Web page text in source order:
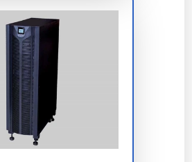
em eficiência real.
assistência técnica nobreak apc
diversos setores, mantendo a
por nossos clientes.
o uso de
com as normas técnicas
a segurança. Consulte sempre